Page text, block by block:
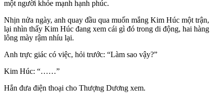
một người khỏe mạnh hạnh phúc.
Nhịn nửa ngày, anh quay đầu qua muốn mắng Kim Húc một trận,
lại nhìn thấy Kim Húc đang xem cái gì đó trong di động, hai hàng
lông mày rậm nhíu lại.
Anh trực giác có việc, hỏi trước: “Làm sao vậy?”
Kim Húc: “……”
Hắn đưa điện thoại cho Thượng Dương xem.